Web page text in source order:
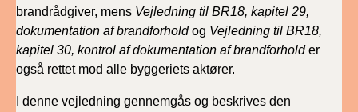
BR18 (1/7-31/12
2020)
2020)
brandrådgiver, mens Vejledning til BR18, kapitel 29,
dokumentation af brandforholdog Vejledning til BR18,
kapitel 30, kontrol af dokumentation af brandforholder
også rettet mod alle byggeriets aktører.
I denne vejledning gennemgås og beskrives den